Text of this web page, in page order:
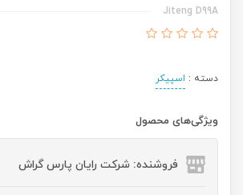
Jiteng D99A
دسته : اسپیکر
ویژگی‌های محصول
فروشنده: شرکت رایان پارس گراش